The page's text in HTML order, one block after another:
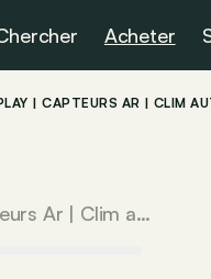
Acheter
| CAPTEURS AR | CLIM
Titanium | 1.0 EcoBoost 125cv | Carplay | Capteurs Ar | Clim auto | Sièges Av chauffants